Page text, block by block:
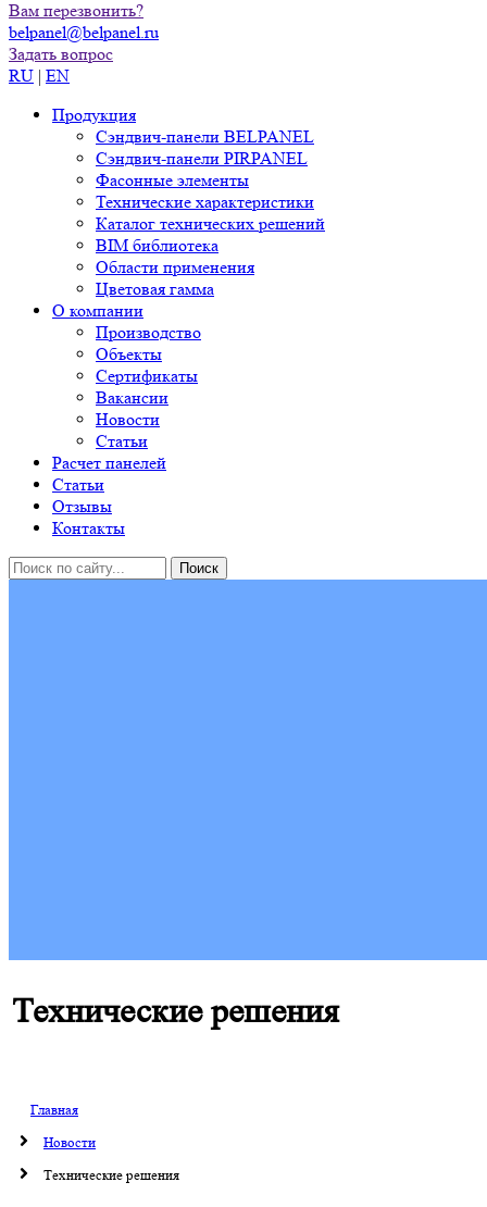
Вам перезвонить?
belpanel@belpanel.ru
Задать вопрос
RU | EN
Продукция
Сэндвич-панели BELPANEL
Сэндвич-панели PIRPANEL
Фасонные элементы
Технические характеристики
Каталог технических решений
BIM библиотека
Области применения
Цветовая гамма
О компании
Производство
Объекты
Сертификаты
Вакансии
Новости
Статьи
Расчет панелей
Статьи
Отзывы
Контакты
Технические решения
Главная
Новости
Технические решения